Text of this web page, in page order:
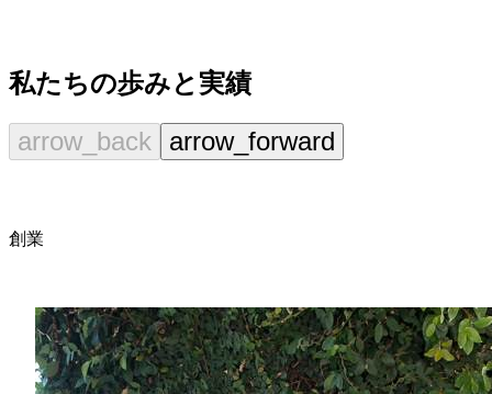
私たちの歩みと実績
arrow_back arrow_forward
創業